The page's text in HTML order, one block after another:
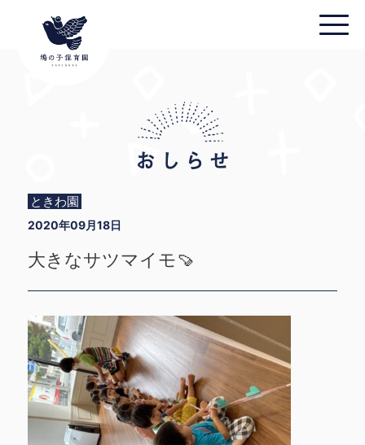
ときわ園
2020年09月18日
大きなサツマイモ🍠